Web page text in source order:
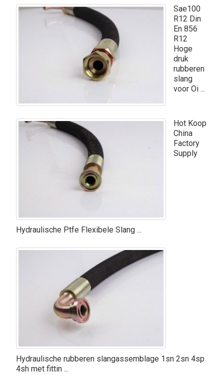
Sae100
R12 Din
En 856
R12
Hoge
druk
rubberen
slang
voor Oi ...
Hot Koop
China
Factory
Supply
Hydraulische Ptfe Flexibele Slang ...
Hydraulische rubberen slangassemblage 1sn 2sn 4sp
4sh met fittin ...